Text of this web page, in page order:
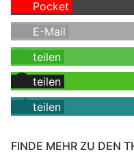
Pocket
E-Mail
teilen
teilen
teilen
FINDE MEHR ZU DEN